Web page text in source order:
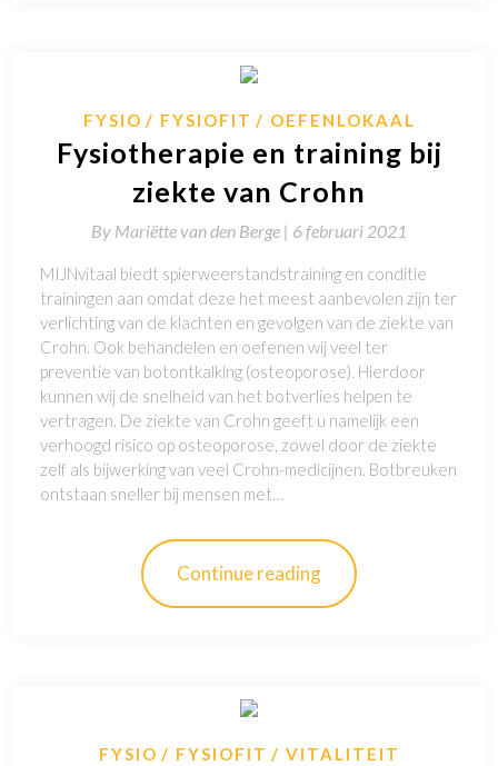
FYSIO FYSIOFIT OEFENLOKAAL
Fysiotherapie en training bij
ziekte van Crohn
By Mariëtte van den Berge | 6 februari 2021
MIJNvitaal biedt spierweerstandstraining en conditie
trainingen aan omdat deze het meest aanbevolen zijn ter
verlichting van de klachten en gevolgen van de ziekte van
Crohn. Ook behandelen en oefenen wij veel ter
preventie van botontkalking (osteoporose). Hierdoor
kunnen wij de snelheid van het botverlies helpen te
vertragen. De ziekte van Crohn geeft u namelijk een
verhoogd risico op osteoporose, zowel door de ziekte
zelf als bijwerking van veel Crohn-medicijnen. Botbreuken
ontstaan sneller bij mensen met…
Continue reading
FYSIO FYSIOFIT VITALITEIT